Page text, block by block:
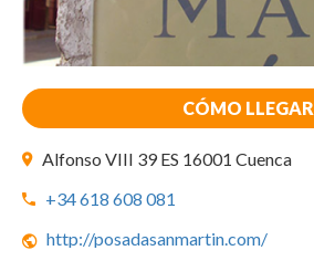
CÓMO LLEGAR
Alfonso VIII 39 ES 16001 Cuenca
+34 618 608 081
http://posadasanmartin.com/